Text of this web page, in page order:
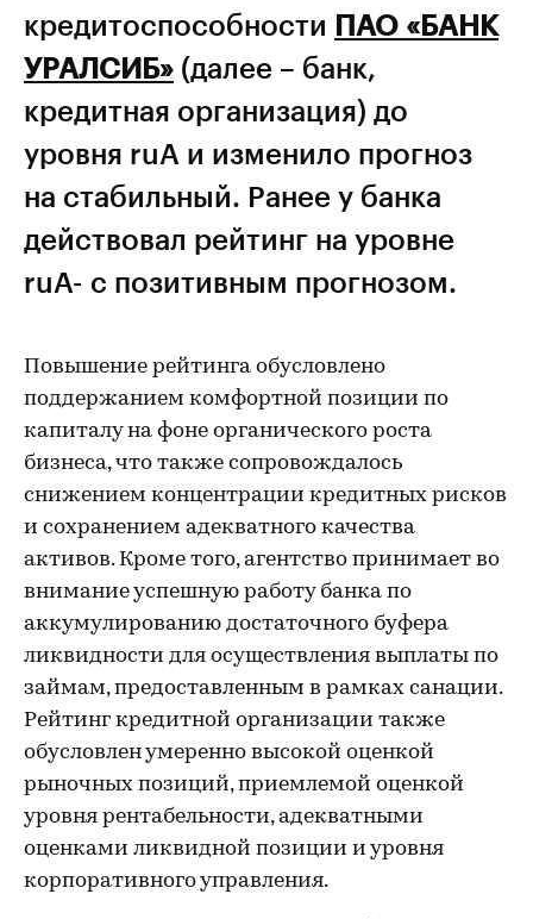
кредитоспособности ПАО «БАНК
УРАЛСИБ» (далее – банк,
кредитная организация) до
уровня ruА и изменило прогноз
на стабильный. Ранее у банка
действовал рейтинг на уровне
ruA- с позитивным прогнозом.
Повышение рейтинга обусловлено
поддержанием комфортной позиции по
капиталу на фоне органического роста
бизнеса, что также сопровождалось
снижением концентрации кредитных рисков
и сохранением адекватного качества
активов. Кроме того, агентство принимает во
внимание успешную работу банка по
аккумулированию достаточного буфера
ликвидности для осуществления выплаты по
займам, предоставленным в рамках санации.
Рейтинг кредитной организации также
обусловлен умеренно высокой оценкой
рыночных позиций, приемлемой оценкой
уровня рентабельности, адекватными
оценками ликвидной позиции и уровня
корпоративного управления.